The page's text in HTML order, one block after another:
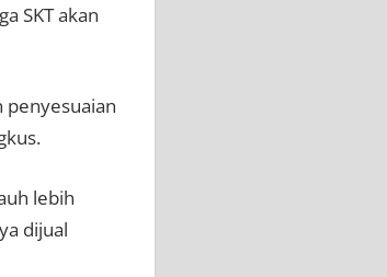
SKT akan
penyesuaian
lebih
dijual